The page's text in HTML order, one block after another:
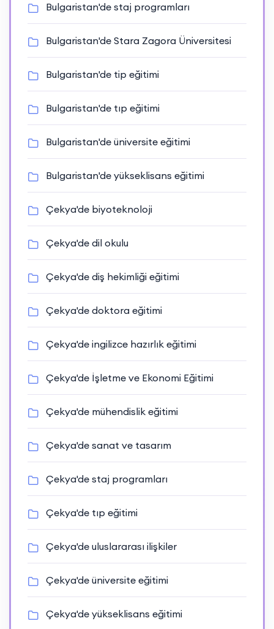
Bulgaristan'de staj programları
Bulgaristan'de Stara Zagora Üniversitesi
Bulgaristan'de tip eğitimi
Bulgaristan'de tıp eğitimi
Bulgaristan'de üniversite eğitimi
Bulgaristan'de yükseklisans eğitimi
Çekya'de biyoteknoloji
Çekya'de dil okulu
Çekya'de diş hekimliği eğitimi
Çekya'de doktora eğitimi
Çekya'de ingilizce hazırlık eğitimi
Çekya'de İşletme ve Ekonomi Eğitimi
Çekya'de mühendislik eğitimi
Çekya'de sanat ve tasarım
Çekya'de staj programları
Çekya'de tıp eğitimi
Çekya'de uluslararası ilişkiler
Çekya'de üniversite eğitimi
Çekya'de yükseklisans eğitimi